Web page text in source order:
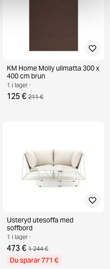
KM Home Molly ullmatta 300 x
400 cm brun
1 i lager ·
125 € 211 €
Usteryd utesoffa med
soffbord
1 i lager ·
473 € 1 244 €
Du sparar 771 €